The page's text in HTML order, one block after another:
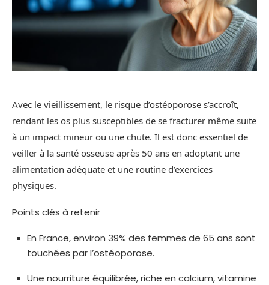
Avec le vieillissement, le risque d’ostéoporose s’accroît,
rendant les os plus susceptibles de se fracturer même suite
à un impact mineur ou une chute. Il est donc essentiel de
veiller à la santé osseuse après 50 ans en adoptant une
alimentation adéquate et une routine d’exercices
physiques.
Points clés à retenir
En France, environ 39% des femmes de 65 ans sont
touchées par l’ostéoporose.
Une nourriture équilibrée, riche en calcium, vitamine